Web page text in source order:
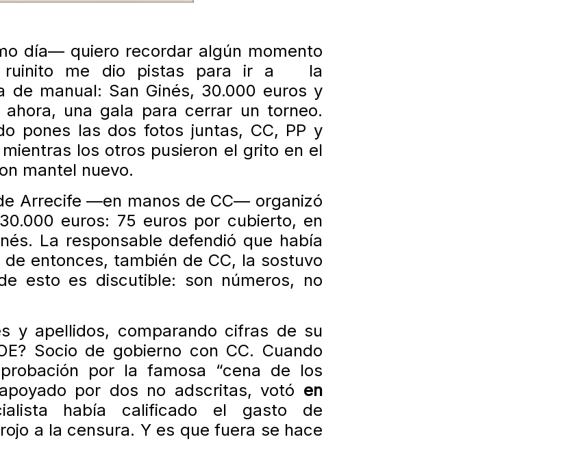
día— quiero recordar algún momento
ruinito me dio pistas para ir a la
manual: San Ginés, 30.000 euros y
una gala para cerrar un torneo.
pones las dos fotos juntas, CC, PP y
los otros pusieron el grito en el
mantel nuevo.
Arrecife —en manos de CC— organizó
euros: 75 euros por cubierto, en
La responsable defendió que había
entonces, también de CC, la sostuvo
esto es discutible: son números, no
y apellidos, comparando cifras de su
Socio de gobierno con CC. Cuando
por la famosa “cena de los
por dos no adscritas, votó en
había calificado el gasto de
a la censura. Y es que fuera se hace